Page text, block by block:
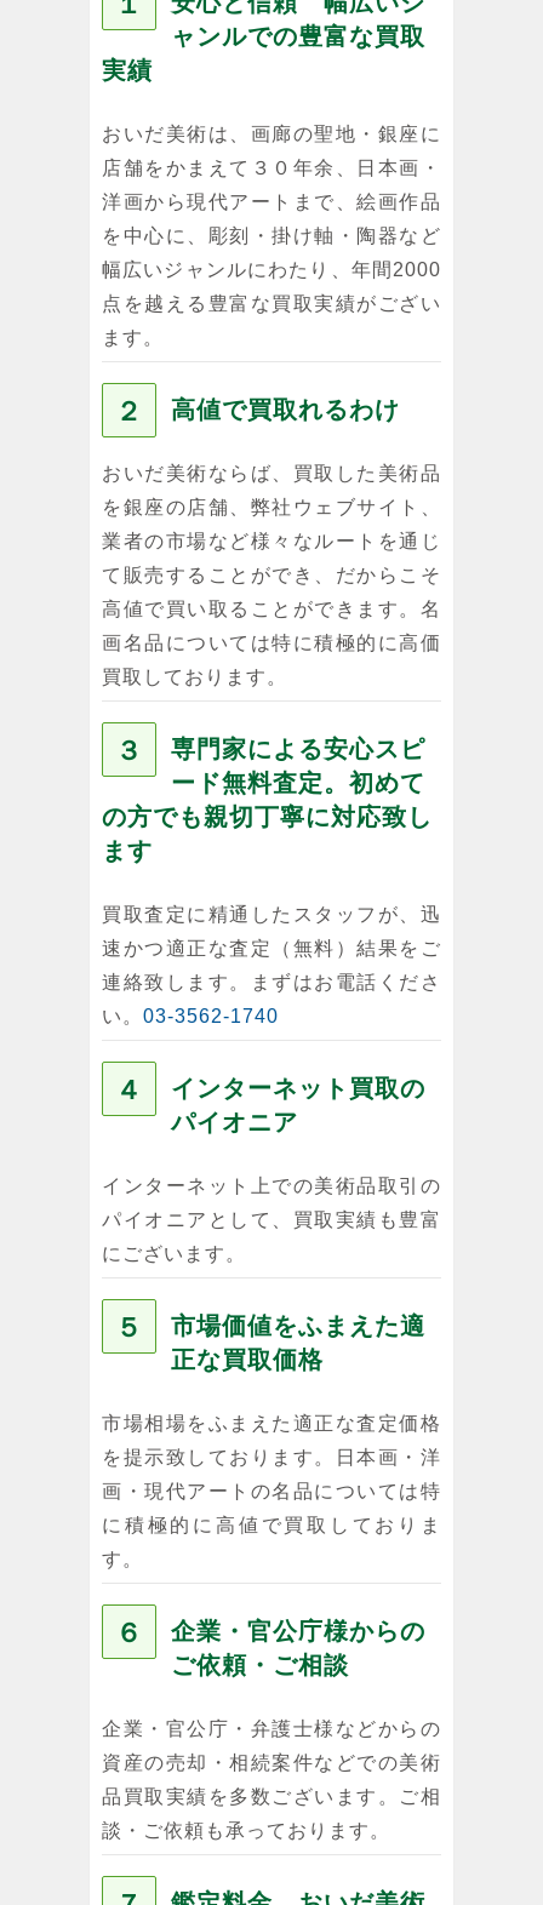
ャンルでの豊富な買取
実績
おいだ美術は、画廊の聖地・銀座に
店舗をかまえて３０年余、日本画・
洋画から現代アートまで、絵画作品
を中心に、彫刻・掛け軸・陶器など
幅広いジャンルにわたり、年間2000
点を越える豊富な買取実績がござい
ます。
２ 高値で買取れるわけ
おいだ美術ならば、買取した美術品
を銀座の店舗、弊社ウェブサイト、
業者の市場など様々なルートを通じ
て販売することができ、だからこそ
高値で買い取ることができます。名
画名品については特に積極的に高価
買取しております。
３
専門家による安心スピ
ード無料査定。初めて
の方でも親切丁寧に対応致し
ます
買取査定に精通したスタッフが、迅
速かつ適正な査定（無料）結果をご
連絡致します。まずはお電話くださ
い。 03-3562-1740
４
インターネット買取の
パイオニア
インターネット上での美術品取引の
パイオニアとして、買取実績も豊富
にございます。
５
市場価値をふまえた適
正な買取価格
市場相場をふまえた適正な査定価格
を提示致しております。日本画・洋
画・現代アートの名品については特
に積極的に高値で買取しておりま
す。
６
企業・官公庁様からの
ご依頼・ご相談
企業・官公庁・弁護士様などからの
資産の売却・相続案件などでの美術
品買取実績を多数ございます。ご相
談・ご依頼も承っております。